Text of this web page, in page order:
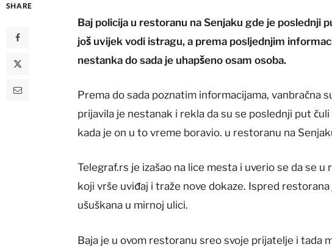
SHARE
Baj policija u restoranu na Senjaku gde je poslednji
još uvijek vodi istragu, a prema posljednjim
nestanka do sada je uhapšeno osam osoba.
Prema do sada poznatim informacijama, vanbračna
prijavila je nestanak i rekla da su se poslednji put
kada je on u to vreme boravio. u restoranu na
Telegraf.rs je izašao na lice mesta i uverio se da se
koji vrše uviđaj i traže nove dokaze. Ispred restorana
ušuškana u mirnoj ulici.
Baja je u ovom restoranu sreo svoje prijatelje i tada